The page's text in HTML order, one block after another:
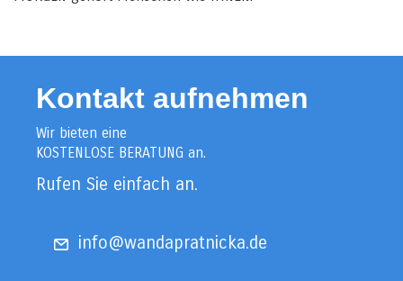
Kontakt aufnehmen
Wir bieten eine
KOSTENLOSE BERATUNG an.
Rufen Sie einfach an.
info@wandapratnicka.de